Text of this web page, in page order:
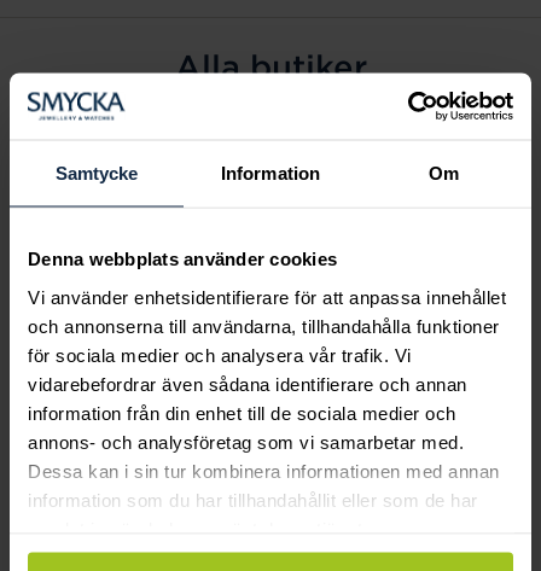
Samtycke Information Om
Denna webbplats använder cookies
Vi använder enhetsidentifierare för att anpassa innehållet
och annonserna till användarna, tillhandahålla funktioner
för sociala medier och analysera vår trafik. Vi
vidarebefordrar även sådana identifierare och annan
information från din enhet till de sociala medier och
annons- och analysföretag som vi samarbetar med.
Dessa kan i sin tur kombinera informationen med annan
information som du har tillhandahållit eller som de har
Alla butiker
Alingsås
Arvidsjaur
Eksjö
Fagersta
Farsta
Gävle
Halmstad
Halmstad Hallarna
Haninge
Helsingborg